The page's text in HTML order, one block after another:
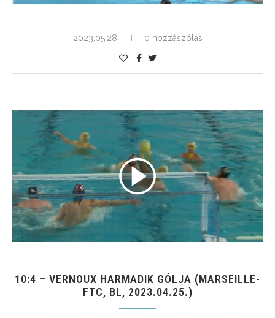
2023.05.28. 0 hozzászólás
10:4 – VERNOUX HARMADIK GÓLJA (MARSEILLE-
FTC, BL, 2023.04.25.)